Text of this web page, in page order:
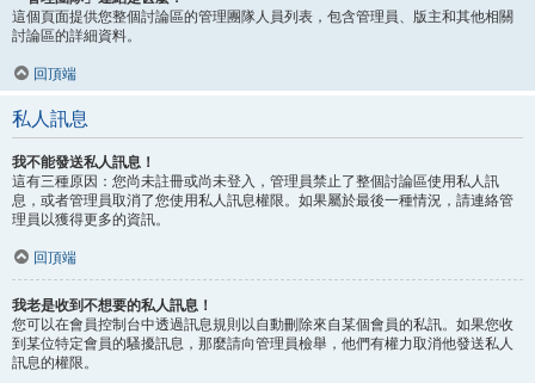
這個頁面提供您整個討論區的管理團隊人員列表，包含管理員、版主和其他相關
討論區的詳細資料。
回頂端
私人訊息
我不能發送私人訊息！
這有三種原因：您尚未註冊或尚未登入，管理員禁止了整個討論區使用私人訊
息，或者管理員取消了您使用私人訊息權限。如果屬於最後一種情況，請連絡管
理員以獲得更多的資訊。
回頂端
我老是收到不想要的私人訊息！
您可以在會員控制台中透過訊息規則以自動刪除來自某個會員的私訊。如果您收
到某位特定會員的騷擾訊息，那麼請向管理員檢舉，他們有權力取消他發送私人
訊息的權限。